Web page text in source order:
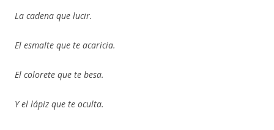
La cadena que lucir.
El esmalte que te acaricia.
El colorete que te besa.
Y el lápiz que te oculta.